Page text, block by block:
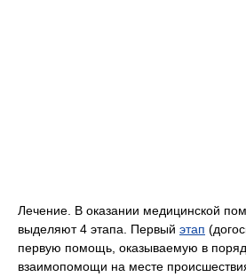
Лечение. В оказании медицинской
выделяют 4 этапа. Первый этап
первую помощь, оказываемую в
взаимопомощи на месте